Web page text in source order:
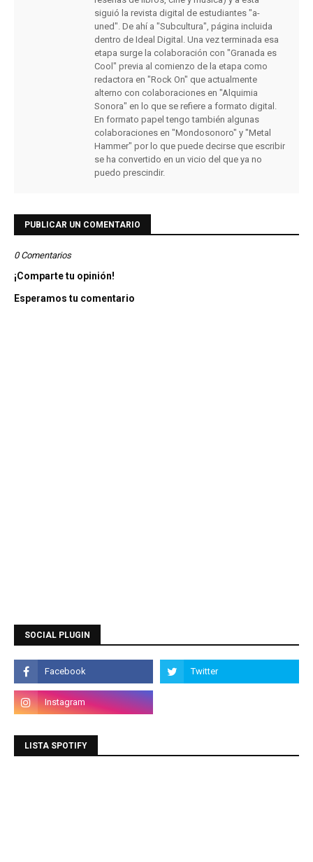
siguió la revista digital de estudiantes "a-
uned". De ahí a "Subcultura", página incluida
dentro de Ideal Digital. Una vez terminada esa
etapa surge la colaboración con "Granada es
Cool" previa al comienzo de la etapa como
redactora en "Rock On" que actualmente
alterno con colaboraciones en "Alquimia
Sonora" en lo que se refiere a formato digital.
En formato papel tengo también algunas
colaboraciones en "Mondosonoro" y "Metal
Hammer" por lo que puede decirse que escribir
se ha convertido en un vicio del que ya no
puedo prescindir.
PUBLICAR UN COMENTARIO
0 Comentarios
¡Comparte tu opinión!
Esperamos tu comentario
SOCIAL PLUGIN
LISTA SPOTIFY